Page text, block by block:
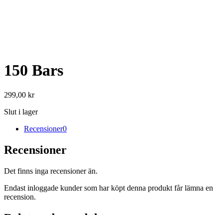
150 Bars
299,00 kr
Slut i lager
Recensioner0
Recensioner
Det finns inga recensioner än.
Endast inloggade kunder som har köpt denna produkt får lämna en
recension.